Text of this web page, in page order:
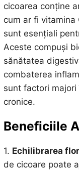
cicoarea conține
cum ar fi vitamina
sunt esențiali
Aceste compuși
sănătatea
combaterea
sunt factori
cronice.
Beneficiile
1. Echilibrarea
de cicoare poate